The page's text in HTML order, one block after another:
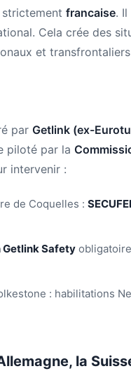
strictement francaise.
Cela crée des
et
par Getlink (ex-
piloté par la
intervenir :
de Coquelles :
Safety
: habilitations
la